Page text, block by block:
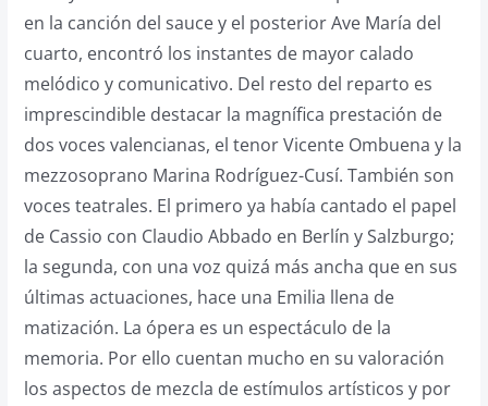
en la canción del sauce y el posterior Ave María del
cuarto, encontró los instantes de mayor calado
melódico y comunicativo. Del resto del reparto es
imprescindible destacar la magnífica prestación de
dos voces valencianas, el tenor Vicente Ombuena y la
mezzosoprano Marina Rodríguez-Cusí. También son
voces teatrales. El primero ya había cantado el papel
de Cassio con Claudio Abbado en Berlín y Salzburgo;
la segunda, con una voz quizá más ancha que en sus
últimas actuaciones, hace una Emilia llena de
matización. La ópera es un espectáculo de la
memoria. Por ello cuentan mucho en su valoración
los aspectos de mezcla de estímulos artísticos y por